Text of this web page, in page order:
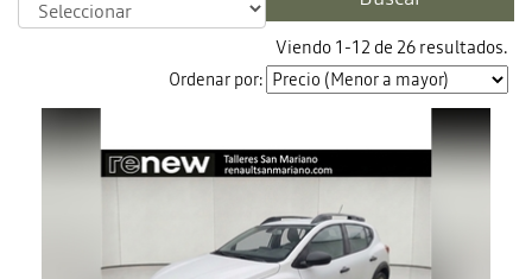
Viendo 1-12 de 26 resultados.
Ordenar por: